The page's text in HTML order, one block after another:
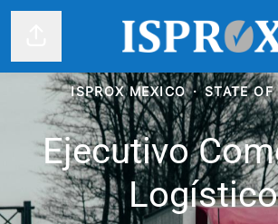
Compartir página
ISPROX MEXICO · STATE OF
Ejecutivo
Logístico